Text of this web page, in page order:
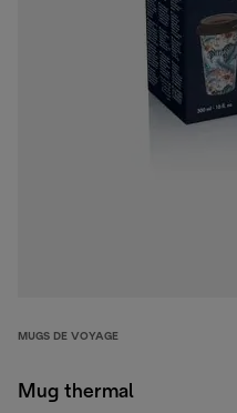
MUGS DE VOYAGE
Mug thermal